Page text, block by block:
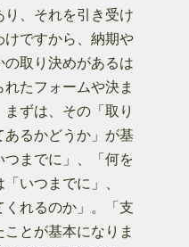
、それを引き受け
けですから、納期や
取り決めがあるは
たフォームや決ま
ずは、その「取り
るかどうか」が基
までに」、「何を
いつまでに」、
くれるのか」。「支
とが基本になりま